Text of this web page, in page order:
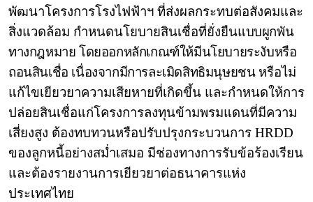
พัฒนาโครงการโรงไฟฟ้าฯ ที่ส่งผลกระทบต่อสังคมและ
สิ่งแวดล้อม กำหนดนโยบายสินเชื่อที่ยั่งยืนแบบผูกพัน
ทางกฎหมาย โดยออกหลักเกณฑ์ให้มีนโยบายระงับหรือ
ถอนสินเชื่อ เนื่องจากมีการละเมิดสิทธิมนุษยชนหรือไม่
แก้ไขเยียวยาความเสียหายที่เกิดขึ้น และกำหนดให้การ
ปล่อยสินเชื่อแก่โครงการลงทุนข้ามพรมแดนที่มีความ
เสี่ยงสูง ต้องทบทวนหรือปรับปรุงกระบวนการ HRDD
ของลูกหนี้อย่างสม่ำเสมอ มีช่องทางการรับข้อร้องเรียน
และต้องรายงานการเยียวยาต่อธนาคารแห่ง
ประเทศไทย